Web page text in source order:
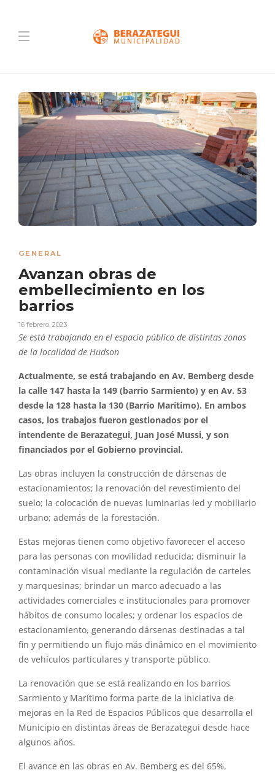
GENERAL
Avanzan obras de
embellecimiento en los
barrios
16 febrero, 2023
Se está trabajando en el espacio público de distintas zonas
de la localidad de Hudson
Actualmente, se está trabajando en Av. Bemberg desde
la calle 147 hasta la 149 (barrio Sarmiento) y en Av. 53
desde la 128 hasta la 130 (Barrio Marítimo). En ambos
casos, los trabajos fueron gestionados por el
intendente de Berazategui, Juan José Mussi, y son
financiados por el Gobierno provincial.
Las obras incluyen la construcción de dársenas de
estacionamientos; la renovación del revestimiento del
suelo; la colocación de nuevas luminarias led y mobiliario
urbano; además de la forestación.
Estas mejoras tienen como objetivo favorecer el acceso
para las personas con movilidad reducida; disminuir la
contaminación visual mediante la regulación de carteles
y marquesinas; brindar un marco adecuado a las
actividades comerciales e institucionales para promover
hábitos de consumo locales; y ordenar los espacios de
estacionamiento, generando dársenas destinadas a tal
fin y permitiendo un flujo más dinámico en el movimiento
de vehículos particulares y transporte público.
La renovación que se está realizando en los barrios
Sarmiento y Marítimo forma parte de la iniciativa de
mejoras en la Red de Espacios Públicos que desarrolla el
Municipio en distintas áreas de Berazategui desde hace
algunos años.
El avance en las obras en Av. Bemberg es del 65%,